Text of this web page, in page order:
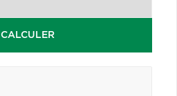
CALCULER